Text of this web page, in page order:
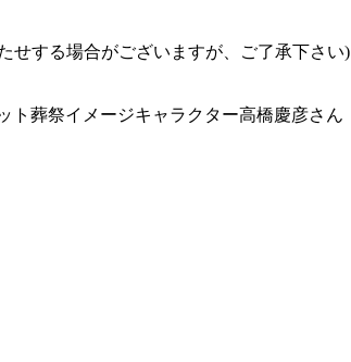
せする場合がございますが、ご了承下さい)